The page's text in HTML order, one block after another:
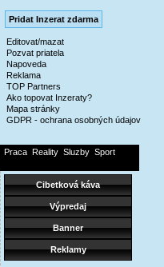
Pridat Inzerat zdarma
Editovat/mazat
Pozvat priatela
Napoveda
Reklama
TOP Partners
Ako topovat Inzeraty?
Mapa stránky
GDPR - ochrana osobných údajov
Praca Reality Sluzby Sport
Cibetková káva
Výpredaj
Banner
Reklamy